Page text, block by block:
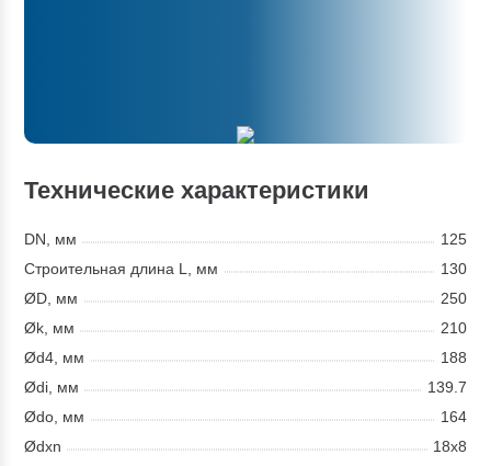
Технические характеристики
DN, мм
125
Строительная длина L, мм
130
ØD, мм
250
Øk, мм
210
Ød4, мм
188
Ødi, мм
139.7
Ødo, мм
164
Ødxn
18x8